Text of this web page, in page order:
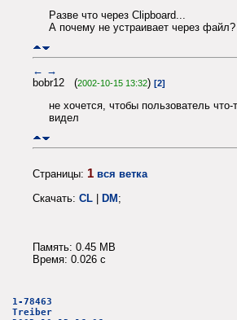
Разве что через Clipboard...
А почему не устраивает через файл?
← →
bobr12 (2002-10-15 13:32) [2]
не хочется, чтобы пользователь
видел
Страницы: 1 вся ветка
Скачать: CL | DM;
Память: 0.45 MB
Время: 0.026 c
1-78463
Treiber